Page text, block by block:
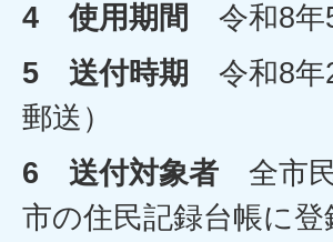
4 使用期間
令和8年
5 送付時期 令和8
郵送）
6 送付対象者 全市
市の住民記録台帳に